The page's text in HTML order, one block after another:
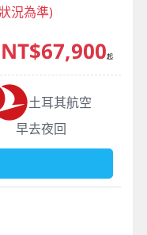
況為準)
土耳其航空
早去夜回
NT$67,900起